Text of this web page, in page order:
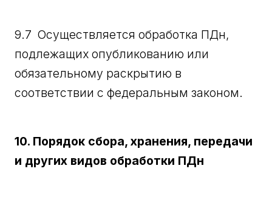
9.7 Осуществляется обработка ПДн,
подлежащих опубликованию или
обязательному раскрытию в
соответствии с федеральным законом.
10. Порядок сбора, хранения, передачи
и других видов обработки ПДн